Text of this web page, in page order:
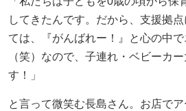
してきたんです。だから、支援拠
ては、『がんばれー！』と心の中
（笑）なので、子連れ・ベビーカ
す！」
と言って微笑む長島さん。お店で